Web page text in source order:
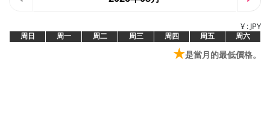
¥ : JPY
周日 周一 周二 周三 周四 周五 周六
★是當月的最低價格。